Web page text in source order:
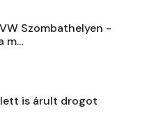
Szombathelyen -
m...
is árult drogot